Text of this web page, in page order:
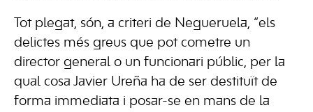
Tot plegat, són, a criteri de Negueruela, “els
delictes més greus que pot cometre un
director general o un funcionari públic, per la
qual cosa Javier Ureña ha de ser destituït de
forma immediata i posar-se en mans de la